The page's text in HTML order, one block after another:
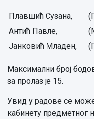
Плавшић Сузана,
Антић Павле,
Јанковић Младен,
Максимални број
за пролаз је 15.
Увид у радове се
кабинету предметног